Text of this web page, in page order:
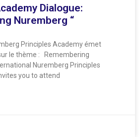
Dialogue:
Nuremberg “
Principles Academy émet
le thème : Remembering
Nuremberg Principles
you to attend